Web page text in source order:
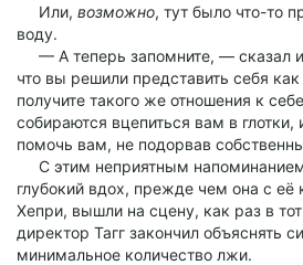
Или, возможно, тут было что-то
воду.
— А теперь запомните, — сказал
что вы решили представить себя
получите такого же отношения к
собираются вцепиться вам в
помочь вам, не подорвав
С этим неприятным
глубокий вдох, прежде чем она с её
Хепри, вышли на сцену, как раз в
директор Тагг закончил объяснять
минимальное количество лжи.